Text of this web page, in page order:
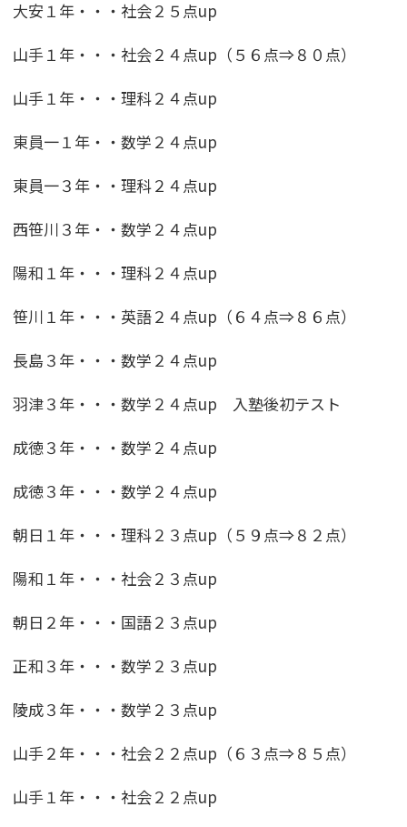
大安１年・・・社会２５点up
山手１年・・・社会２４点up（５６点⇒８０点）
山手１年・・・理科２４点up
東員一１年・・数学２４点up
東員一３年・・理科２４点up
西笹川３年・・数学２４点up
陽和１年・・・理科２４点up
笹川１年・・・英語２４点up（６４点⇒８６点）
長島３年・・・数学２４点up
羽津３年・・・数学２４点up 入塾後初テスト
成徳３年・・・数学２４点up
成徳３年・・・数学２４点up
朝日１年・・・理科２３点up（５９点⇒８２点）
陽和１年・・・社会２３点up
朝日２年・・・国語２３点up
正和３年・・・数学２３点up
陵成３年・・・数学２３点up
山手２年・・・社会２２点up（６３点⇒８５点）
山手１年・・・社会２２点up